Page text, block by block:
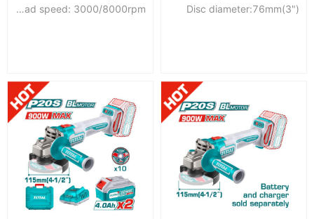
Disc diameter:76mm(3")
No-load speed: 3000/8000rpm